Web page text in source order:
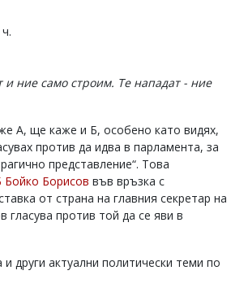
и ние само строим. Те нападат - ние
А, ще каже и Б, особено като видях,
против да идва в парламента, за
представление“. Това
Бойко Борисов във връзка с
от страна на главния секретар на
против той да се яви в
други актуални политически теми по